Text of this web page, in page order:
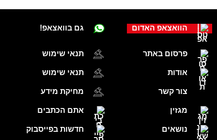
גם בוואצאפ!
תנאי שימוש
תנאי שימוש
מחיקת מידע
אתם הכתבים
חדשות בפייסבוק
הוואצאפ האדום
פרסום באתר
אודות
צור קשר
מגזין
נושאים